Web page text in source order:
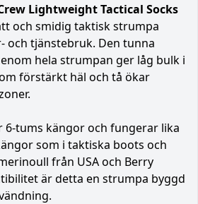
Lightweight Tactical Socks
och smidig taktisk strumpa
och tjänstebruk. Den tunna
hela strumpan ger låg bulk i
förstärkt häl och tå ökar
6-tums kängor och fungerar lika
som i taktiska boots och
från USA och Berry
är detta en strumpa byggd